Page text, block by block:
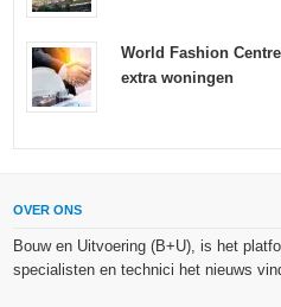
World Fashion
extra woningen
OVER ONS
Bouw en Uitvoering (B+U), is het
specialisten en technici het nieuws